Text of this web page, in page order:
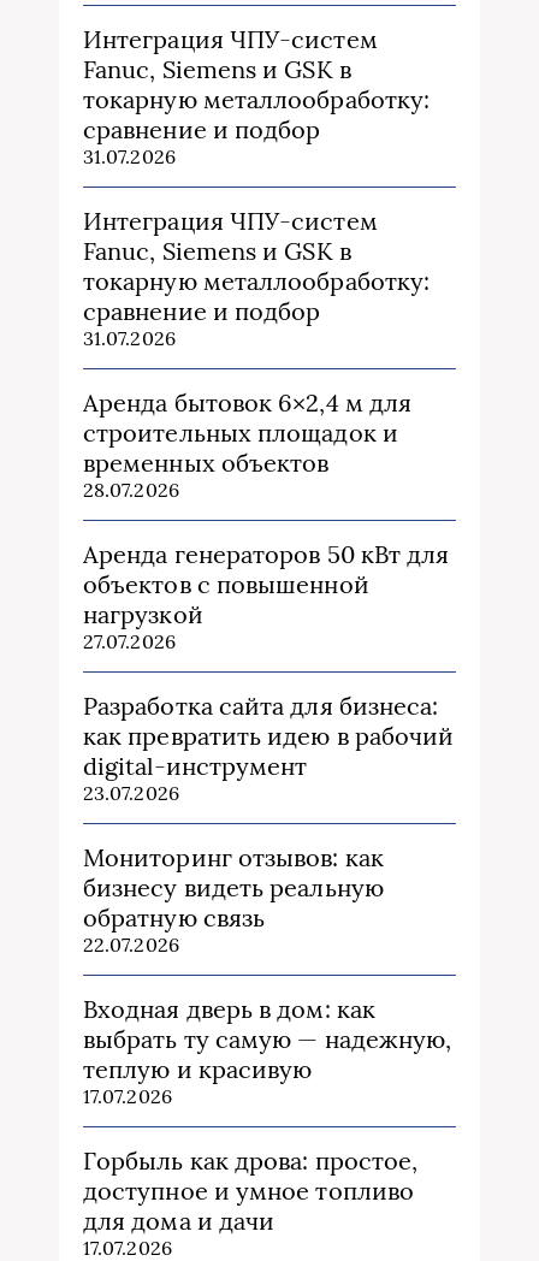
Интеграция ЧПУ-систем
Fanuc, Siemens и GSK в
токарную металлообработку:
сравнение и подбор
31.07.2026
Интеграция ЧПУ-систем
Fanuc, Siemens и GSK в
токарную металлообработку:
сравнение и подбор
31.07.2026
Аренда бытовок 6×2,4 м для
строительных площадок и
временных объектов
28.07.2026
Аренда генераторов 50 кВт для
объектов с повышенной
нагрузкой
27.07.2026
Разработка сайта для бизнеса:
как превратить идею в рабочий
digital-инструмент
23.07.2026
Мониторинг отзывов: как
бизнесу видеть реальную
обратную связь
22.07.2026
Входная дверь в дом: как
выбрать ту самую — надежную,
теплую и красивую
17.07.2026
Горбыль как дрова: простое,
доступное и умное топливо
для дома и дачи
17.07.2026